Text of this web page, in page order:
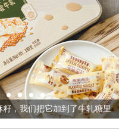
们把它加到了牛轧糖里